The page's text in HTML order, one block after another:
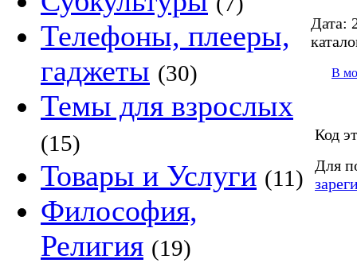
Телефоны, плееры,
гаджеты (30)
Темы для взрослых
(15)
Товары и Услуги (11)
Философия,
Религия (19)
Дата:
В
Код
Для